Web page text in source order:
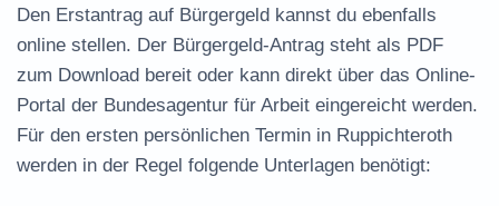
Den Erstantrag auf Bürgergeld kannst du ebenfalls
online stellen. Der Bürgergeld-Antrag steht als PDF
zum Download bereit oder kann direkt über das Online-
Portal der Bundesagentur für Arbeit eingereicht werden.
Für den ersten persönlichen Termin in Ruppichteroth
werden in der Regel folgende Unterlagen benötigt: